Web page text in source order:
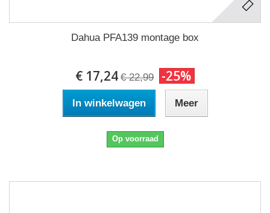
Dahua PFA139 montage box
€ 17,24 € 22,99 -25%
In winkelwagen Meer
Op voorraad